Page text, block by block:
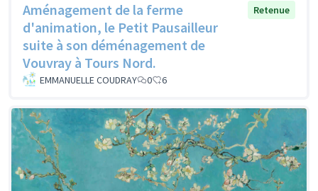
Aménagement de la ferme
d'animation, le Petit Pausailleur
suite à son déménagement de
Vouvray à Tours Nord.
Retenue
EMMANUELLE COUDRAY 0 6